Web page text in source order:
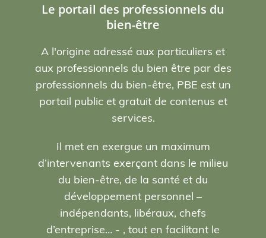
Le portail des professionnels du
bien-être
A l'origine adressé aux particuliers et
aux professionnels du bien être par des
professionnels du bien-être, PBE est un
portail public et gratuit de contenus et
services.
Il met en exergue un maximum
d’intervenants exerçant dans le milieu
du bien-être, de la santé et du
développement personnel –
indépendants, libéraux, chefs
d’entreprise… - , tout en facilitant le